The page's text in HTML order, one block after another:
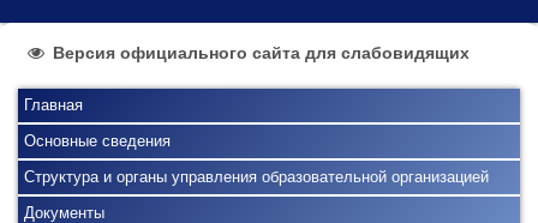
Версия официального сайта для слабовидящих
Главная
Основные сведения
Структура и органы управления образовательной организацией
Документы